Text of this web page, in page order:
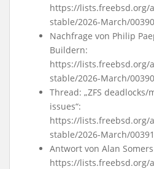
https://lists.freebsd.org/
stable/2026-March/
Nachfrage von Philip
Buildern:
https://lists.freebsd.org/
stable/2026-March/
Thread: „ZFS
issues“:
https://lists.freebsd.org/
stable/2026-March/
Antwort von Alan
https://lists.freebsd.org/